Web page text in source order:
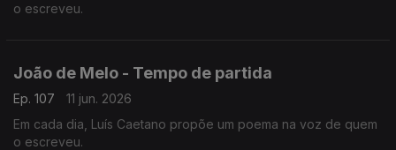
o escreveu.
João de Melo - Tempo de partida
Ep. 107
11 jun. 2026
Em cada dia, Luís Caetano propõe um poema na voz de quem
o escreveu.